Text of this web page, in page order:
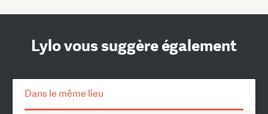
Lylo vous suggère également
Dans le même lieu